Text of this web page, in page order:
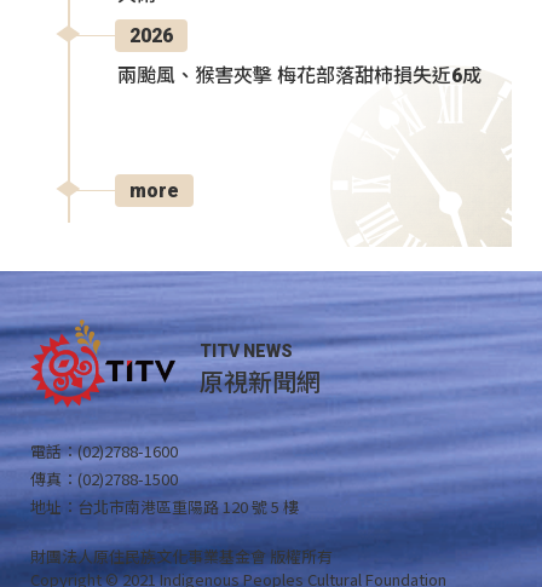
2026
兩颱風、猴害夾擊 梅花部落甜柿損失近6成
more
TITV NEWS
原視新聞網
電話：(02)2788-1600
傳真：(02)2788-1500
地址：台北市南港區重陽路 120 號 5 樓
財團法人原住民族文化事業基金會 版權所有
Copyright © 2021 Indigenous Peoples Cultural Foundation